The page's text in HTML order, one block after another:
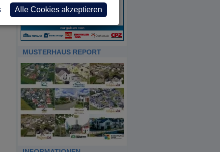
MUSTERHAUS REPORT
Alle Cookies akzeptieren